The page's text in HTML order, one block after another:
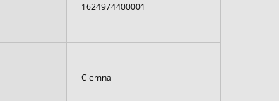
1624974400001
Ciemna